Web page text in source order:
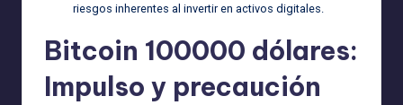
riesgos inherentes al invertir en activos digitales.
Bitcoin 100000 dólares:
Impulso y precaución